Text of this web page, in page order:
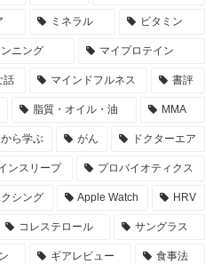
ミネラル ビタミン
ニング マイプロテイン
話 マインドフルネス 書評
脂質・オイル・油 MMA
ら学ぶ がん ドクターエア
ンスリープ プロバイオティクス
シング Apple Watch HRV
コレステロール サングラス
ギアレビュー 食事法